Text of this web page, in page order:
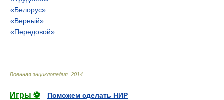
«Белорус»
«Верный»
«Передовой»
Военная энциклопедия 2014
Игры ⚽
Поможем сделать НИР